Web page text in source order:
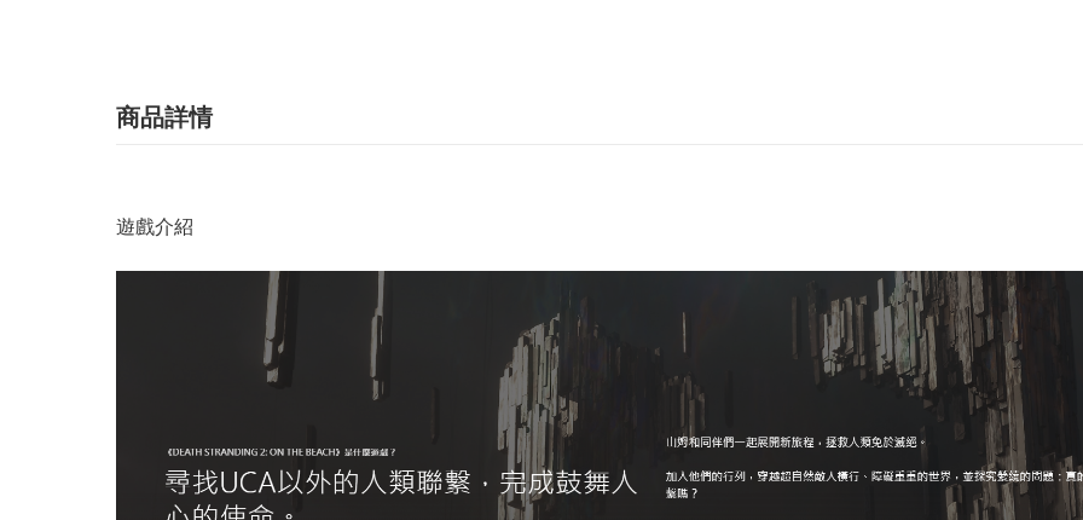
商品詳情
遊戲介紹